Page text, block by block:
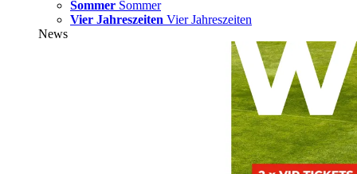
Sommer Sommer
Vier Jahreszeiten Vier Jahreszeiten
News